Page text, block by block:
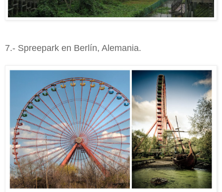
7.- Spreepark en Berlín, Alemania.